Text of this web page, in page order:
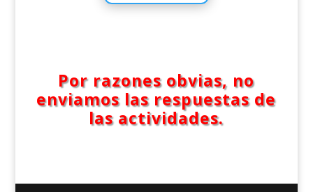
Por razones obvias, no
enviamos las respuestas de
las actividades.